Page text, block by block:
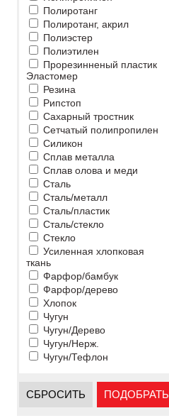
Полиротанг
Полиротанг, акрил
Полиэстер
Полиэтилен
Прорезинненый пластик
Эластомер
Резина
Рипстоп
Сахарный тростник
Сетчатый полипропилен
Силикон
Сплав металла
Сплав олова и меди
Сталь
Сталь/металл
Сталь/пластик
Сталь/стекло
Стекло
Усиленная хлопковая
ткань
Фарфор/бамбук
Фарфор/дерево
Хлопок
Чугун
Чугун/Дерево
Чугун/Нерж.
Чугун/Тефлон
СБРОСИТЬ ПОДОБРАТЬ